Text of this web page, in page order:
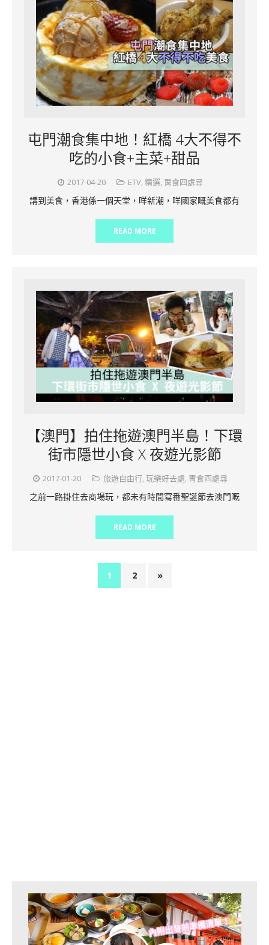
屯門潮食集中地！紅橋 4大不得不
吃的小食+主菜+甜品
2017-04-20 ETV,精選, 胃食四處尋
講到美食，香港係一個天堂，咩新潮，咩國家嘅美食都有
READ MORE
【澳門】拍住拖遊澳門半島！下環
街市隱世小食 X 夜遊光影節
2017-01-20 旅遊自由行,玩樂好去處, 胃食四處尋
之前一路掛住去商場玩，都未有時間寫番聖誕節去澳門嘅
READ MORE
1 2 »